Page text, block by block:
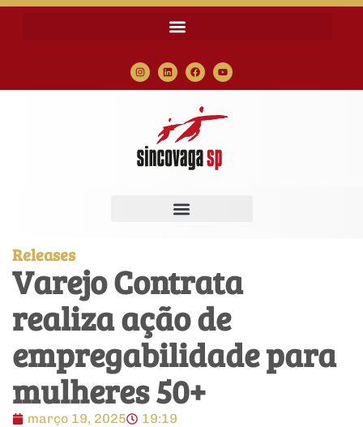
Releases
Varejo Contrata
realiza ação de
empregabilidade para
mulheres 50+
março 19, 2025 19:19